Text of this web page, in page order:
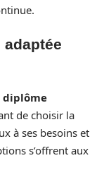
diplôme
de choisir la
à ses besoins et
s’offrent aux